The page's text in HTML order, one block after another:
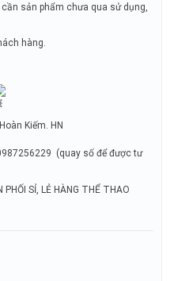
sản phẩm chưa qua sử dụng,
hàng.
Kiếm. HN
(quay số để được tư
PHỐI SỈ, LẺ HÀNG THỂ THAO